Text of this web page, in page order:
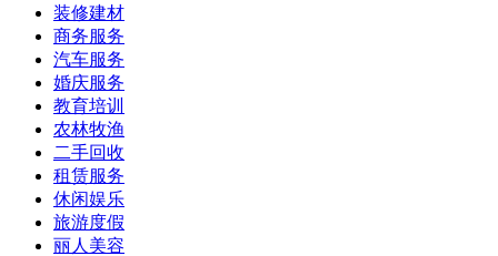
装修建材
商务服务
汽车服务
婚庆服务
教育培训
农林牧渔
二手回收
租赁服务
休闲娱乐
旅游度假
丽人美容